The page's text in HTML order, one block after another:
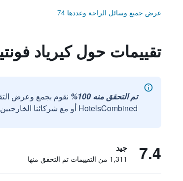
عرض جميع وسائل الراحة وعددها 74
تقييمات حول كيرياد
تم التحقق منه 100%
نقوم بجمع وعرض
HotelsCombined أو مع شركائنا الخارجيين الموثوقين.
7.4 جيد
1,311 من التقييمات تم التحقق منها